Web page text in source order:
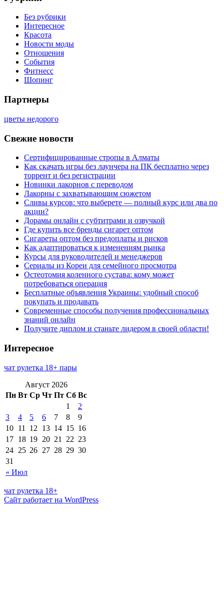
Без рубрики
Интересное
Красота
Новости моды
Отношения
События
Фитнесс
Шопинг
Партнеры
цветы недорого
Свежие новости
Сертифицированные стропы в Алматы
Как скачать игры без лаунчера на ПК бесплатно через
торрент и без регистрации
Новинки лакорнов с переводом
Лакорны с захватывающим сюжетом
Сливы курсов: что выберете — полный курс или два по
акции?
Дорамы онлайн с субтитрами и озвучкой
Где купить все бренды сигарет оптом
Сигареты оптом без предоплаты и рисков
Как адаптироваться к изменениям рынка
Курсы для руководителей и менеджеров
Сериалы из Кореи для семейного просмотра
Остеотомия коленного сустава: кому может
потребоваться операция
Бесплатные объявления Украины: удобный способ
покупать и продавать
Современные способы получения профессиональных
знаний онлайн
Получите диплом и станьте лидером в своей области!
Интересное
чат рулетка 18+ пары
Август 2026
Пн Вт Ср Чт Пт Сб Вс
« Июл
1
2
3
4 5 6 7 8
9
10 11 12 13 14 15 16
17 18 19 20 21 22 23
24 25 26 27 28 29 30
31
чат рулетка 18+
Сайт работает на WordPress